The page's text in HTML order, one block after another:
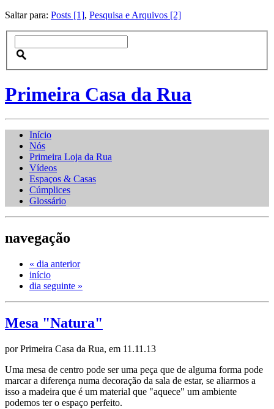
Saltar para: Posts [1], Pesquisa e Arquivos [2]
Primeira Casa da Rua
Início
Nós
Primeira Loja da Rua
Vídeos
Espaços & Casas
Cúmplices
Glossário
navegação
« dia anterior
início
dia seguinte »
Mesa "Natura"
por Primeira Casa da Rua, em 11.11.13
Uma mesa de centro pode ser uma peça que de alguma forma pode
marcar a diferença numa decoração da sala de estar, se aliarmos a
isso a madeira que é um material que "aquece" um ambiente
podemos ter o espaço perfeito.